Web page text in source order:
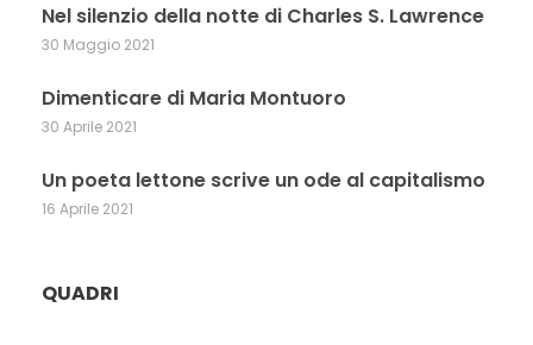
Nel silenzio della notte di Charles S. Lawrence
30 Maggio 2021
Dimenticare di Maria Montuoro
30 Aprile 2021
Un poeta lettone scrive un ode al capitalismo
16 Aprile 2021
QUADRI